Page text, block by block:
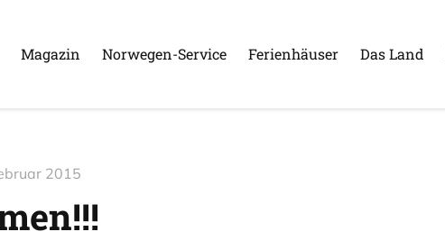
Magazin Norwegen-Service Ferienhäuser Das Land
2015